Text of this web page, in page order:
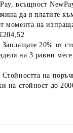
всъщност
да я платите
момента на
20% от
на 3 равни
на
на стойност до